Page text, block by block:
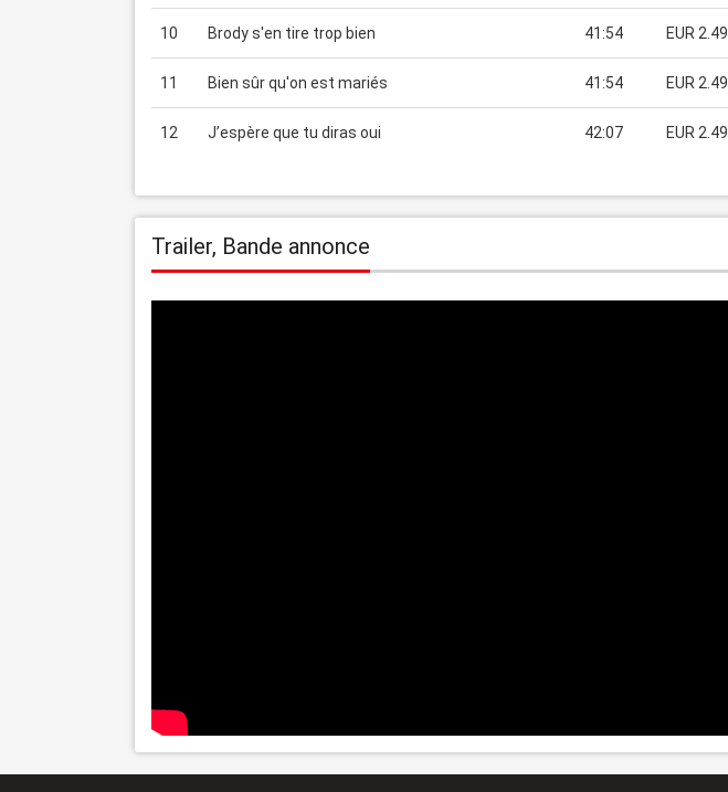
10 Brody s'en tire trop bien 41:54 EUR 2.49
11 Bien sûr qu'on est mariés 41:54 EUR 2.49
12 J’espère que tu diras oui 42:07 EUR 2.49
Trailer, Bande annonce